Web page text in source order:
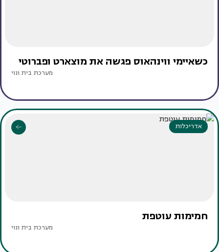
כשאיימי ווינהאוס פגשה את מוצארט ופברוטי
מערכת בית ונוי
אדריכלות
חמימות עוטפת
מערכת בית ונוי